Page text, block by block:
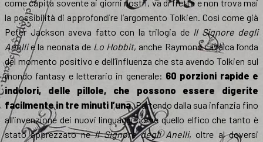
come capita sovente ai giorni nostri, va di fretta e non trova mai
la possibilità di approfondire l’argomento Tolkien. Così come già
Peter Jackson aveva fatto con la trilogia de Il Signore degli
Anellie la neonata de Lo Hobbit, anche Raymond cavalca l’onda
del momento positivo e dell’influenza che sta avendo Tolkien sul
mondo fantasy e letterario in generale: 60 porzioni rapide e
indolori, delle pillole, che possono essere digerite
facilmente in tre minuti l’una. Partendo dalla sua infanzia fino
all’invenzione dei nuovi linguaggi come quello elfico che tanto è
stato apprezzato neIl Signore degli Anelli, oltre al doversi